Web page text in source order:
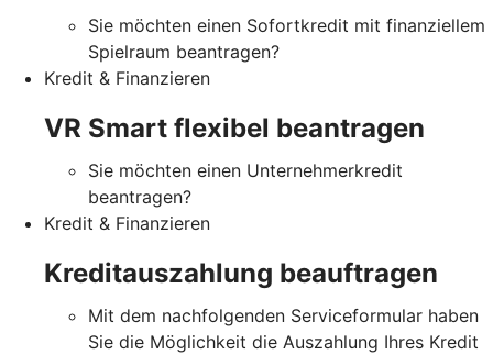
Sie möchten einen Sofortkredit mit finanziellem
Spielraum beantragen?
Kredit & Finanzieren
VR Smart flexibel beantragen
Sie möchten einen Unternehmerkredit
beantragen?
Kredit & Finanzieren
Kreditauszahlung beauftragen
Mit dem nachfolgenden Serviceformular haben
Sie die Möglichkeit die Auszahlung Ihres Kredit